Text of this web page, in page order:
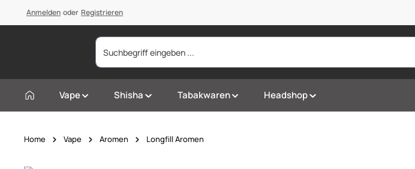
Zur Hauptnavigation springen
Anmelden oder Registrieren
Vape Shisha Tabakwaren Headshop
Home Vape Aromen Longfill Aromen